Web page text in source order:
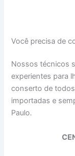
Você precisa de
Nossos técnicos
experientes para
conserto de
importadas e
Paulo.